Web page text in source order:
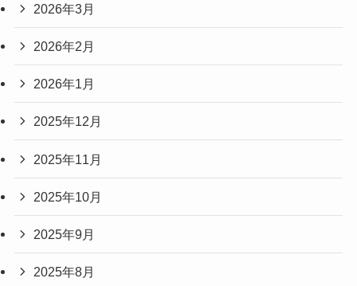
2026年3月
2026年2月
2026年1月
2025年12月
2025年11月
2025年10月
2025年9月
2025年8月